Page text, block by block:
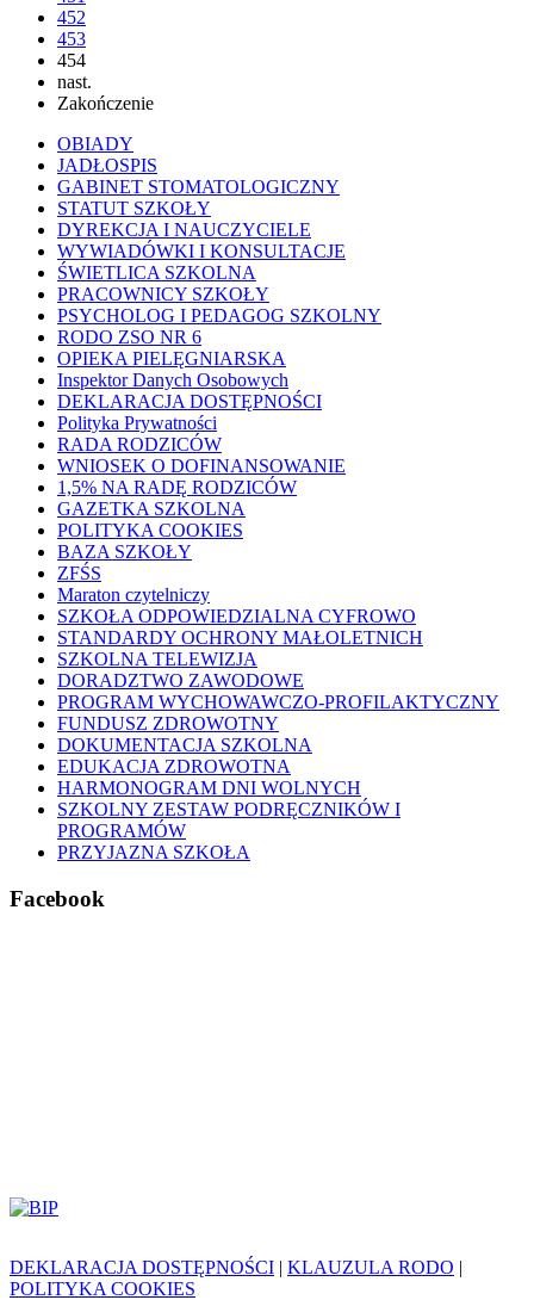
452
453
454
nast.
Zakończenie
OBIADY
JADŁOSPIS
GABINET STOMATOLOGICZNY
STATUT SZKOŁY
DYREKCJA I NAUCZYCIELE
WYWIADÓWKI I KONSULTACJE
ŚWIETLICA SZKOLNA
PRACOWNICY SZKOŁY
PSYCHOLOG I PEDAGOG SZKOLNY
RODO ZSO NR 6
OPIEKA PIELĘGNIARSKA
Inspektor Danych Osobowych
DEKLARACJA DOSTĘPNOŚCI
Polityka Prywatności
RADA RODZICÓW
WNIOSEK O DOFINANSOWANIE
1,5% NA RADĘ RODZICÓW
GAZETKA SZKOLNA
POLITYKA COOKIES
BAZA SZKOŁY
ZFŚS
Maraton czytelniczy
SZKOŁA ODPOWIEDZIALNA CYFROWO
STANDARDY OCHRONY MAŁOLETNICH
SZKOLNA TELEWIZJA
DORADZTWO ZAWODOWE
PROGRAM WYCHOWAWCZO-PROFILAKTYCZNY
FUNDUSZ ZDROWOTNY
DOKUMENTACJA SZKOLNA
EDUKACJA ZDROWOTNA
HARMONOGRAM DNI WOLNYCH
SZKOLNY ZESTAW PODRĘCZNIKÓW I
PROGRAMÓW
PRZYJAZNA SZKOŁA
Facebook
DEKLARACJA DOSTĘPNOŚCI | KLAUZULA RODO |
POLITYKA COOKIES